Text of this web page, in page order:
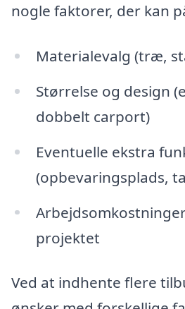
nogle faktorer, der kan
Materialevalg (træ,
Størrelse og design
dobbelt carport)
Eventuelle ekstra
(opbevaringsplads,
projektet
Ved at indhente flere